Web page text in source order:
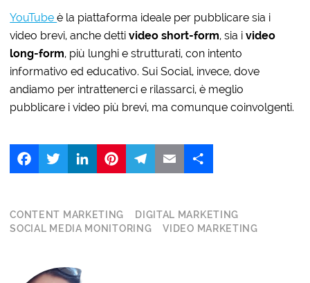
YouTubeè la piattaforma ideale per pubblicare sia i
video brevi, anche dettivideo short-form, sia ivideo
long-form, più lunghi e strutturati, con intento
informativo ed educativo. Sui Social, invece, dove
andiamo per intrattenerci e rilassarci, è meglio
pubblicare i video più brevi, ma comunque coinvolgenti.
LinkedIn
CONTENT MARKETING
DIGITAL MARKETING
SOCIAL MEDIA MONITORING
VIDEO MARKETING